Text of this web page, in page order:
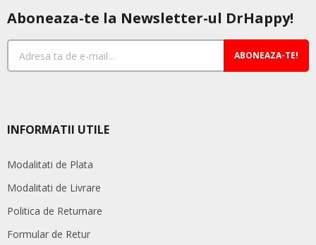
Aboneaza-te la Newsletter-ul DrHappy!
ABONEAZA-TE!
INFORMATII UTILE
Modalitati de Plata
Modalitati de Livrare
Politica de Returnare
Formular de Retur